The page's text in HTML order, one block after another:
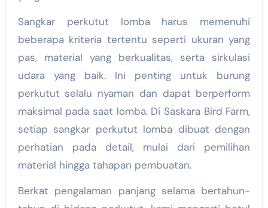
Sangkar perkutut lomba harus memenuhi
beberapa kriteria tertentu seperti ukuran yang
pas, material yang berkualitas, serta sirkulasi
udara yang baik. Ini penting untuk burung
perkutut selalu nyaman dan dapat berperform
maksimal pada saat lomba. Di Saskara Bird Farm,
setiap sangkar perkutut lomba dibuat dengan
perhatian pada detail, mulai dari pemilihan
material hingga tahapan pembuatan.
Berkat pengalaman panjang selama bertahun-